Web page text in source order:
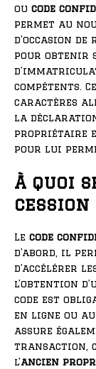
ou code
permet au
d’occasion
pour obtenir
compétents.
caractères
la déclaration
propriétaire
pour lui
À quoi
cession
Le code
d’abord, il
d’accélérer
l’obtention
code est
en ligne ou
assure
transaction,
l’ancien